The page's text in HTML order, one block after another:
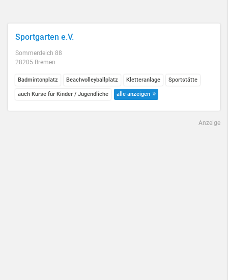
Sportgarten e.V.
Sommerdeich 88
28205 Bremen
Badmintonplatz Beachvolleyballplatz Kletteranlage Sportstätte
auch Kurse für Kinder / Jugendliche alle anzeigen
Anzeige